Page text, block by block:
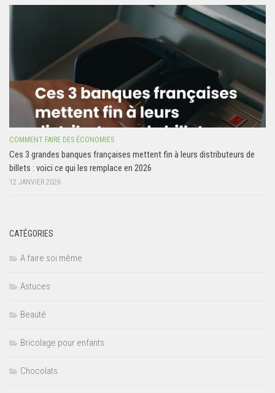
COMMENT FAIRE DES ÉCONOMIES
Ces 3 grandes banques françaises mettent fin à leurs distributeurs de
billets : voici ce qui les remplace en 2026
12 JANVIER 2026
CATÉGORIES
A faire soi même
Astuces
Beauté
Bricolage pour enfants
Chocolats